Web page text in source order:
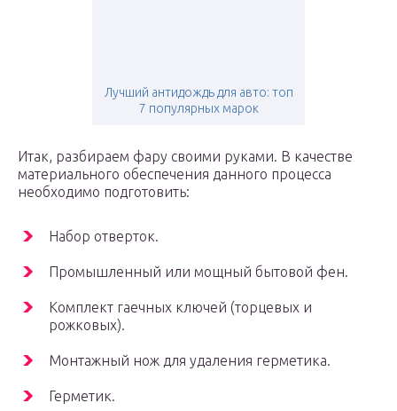
Лучший антидождь для авто: топ
7 популярных марок
Итак, разбираем фару своими руками. В качестве
материального обеспечения данного процесса
необходимо подготовить:
Набор отверток.
Промышленный или мощный бытовой фен.
Комплект гаечных ключей (торцевых и
рожковых).
Монтажный нож для удаления герметика.
Герметик.